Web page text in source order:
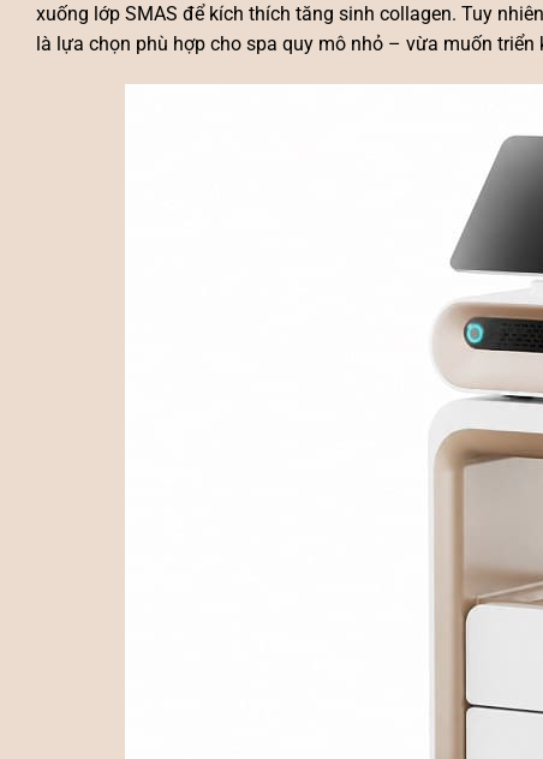
xuống lớp SMAS để kích thích tăng sinh collagen. Tuy
là lựa chọn phù hợp cho spa quy mô nhỏ – vừa muốn